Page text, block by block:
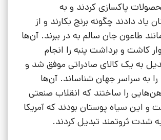
پاکسازی کردند و به
یاد دادند چگونه برنج بکارند و از
طاعون جان سالم به در ببرند. آن‌ها
کاشت و برداشت پنبه را انجام
به یک کالای صادراتی موفق شد و
را به سراسر جهان شناساند. آن‌ها
را ساختند که انقلاب صنعتی
و این سیاه پوستان بودند که آمریکا
شدت ثروتمند تبدیل کردند.